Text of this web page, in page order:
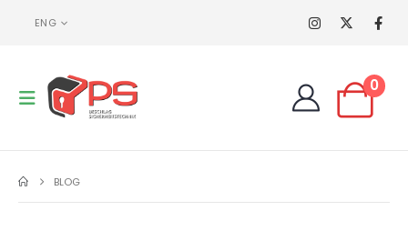
ENG
0
BLOG